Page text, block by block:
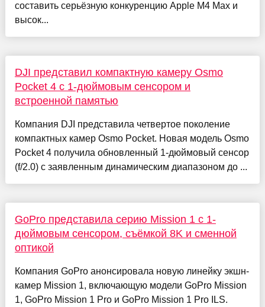
составить серьёзную конкуренцию Apple M4 Max и
высок...
DJI представил компактную камеру Osmo
Pocket 4 с 1-дюймовым сенсором и
встроенной памятью
Компания DJI представила четвертое поколение
компактных камер Osmo Pocket. Новая модель Osmo
Pocket 4 получила обновленный 1-дюймовый сенсор
(f/2.0) с заявленным динамическим диапазоном до ...
GoPro представила серию Mission 1 с 1-
дюймовым сенсором, съёмкой 8K и сменной
оптикой
Компания GoPro анонсировала новую линейку экшн-
камер Mission 1, включающую модели GoPro Mission
1, GoPro Mission 1 Pro и GoPro Mission 1 Pro ILS.